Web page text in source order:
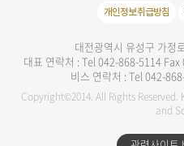
개인정보취급방침
대전광역시 유성구 가정
대표 연락처 : Tel 042-868-5114
비스 연락처 : Tel 042-
Copyright©2014. All Rights
and